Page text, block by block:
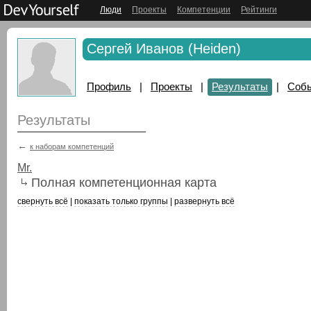
Люди Проекты Компетенции Рейтинги
Сергей Иванов (Heiden)
Профиль | Проекты | Результаты |
Результаты
← к наборам компетенций
Mr.
Полная компетенционная карта
свернуть всё показать только группы развернуть всё